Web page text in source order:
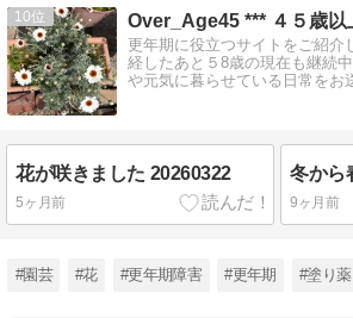
10 Over_Age45 *** ４５歳
更年期に役立つサイトをご紹介
経したあと５8歳の現在も継続
や元気に暮らせている日常をお
花が咲きました 20260322
5ヶ月前 9ヶ月前
#園芸 #花 #更年期障害 #更年期 #塗り薬